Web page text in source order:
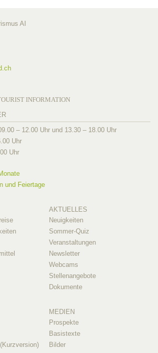
AI
INFORMATION
– 12.00 Uhr und 13.30 – 18.00 Uhr
Uhr
Uhr
und Feiertage
AKTUELLES
Neuigkeiten
Sommer-Quiz
Veranstaltungen
Newsletter
Webcams
Stellenangebote
Dokumente
MEDIEN
Prospekte
Basistexte
Bilder